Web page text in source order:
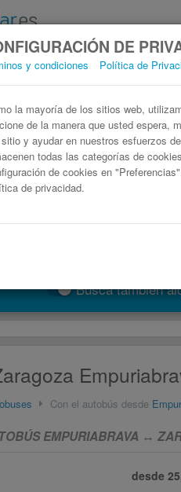
DE
y condiciones Política de
la mayoría de los sitios web,
de la manera que usted espera,
y ayudar en nuestros esfuerzos
todas las categorías de
de cookies en
de privacidad.
Busca también
Con el autobús desde
EMPURIABRAVA ↔
desde